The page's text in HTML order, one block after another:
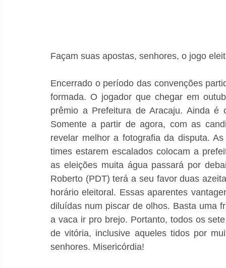
Façam suas apostas, senhores, o jogo
Encerrado o período das convenções
formada. O jogador que chegar em
prêmio a Prefeitura de Aracaju. Ainda é
Somente a partir de agora, com as
revelar melhor a fotografia da disputa.
times estarem escalados colocam a
as eleições muita água passará por
Roberto (PDT) terá a seu favor duas
horário eleitoral. Essas aparentes
diluídas num piscar de olhos. Basta uma
a vaca ir pro brejo. Portanto, todos os
de vitória, inclusive aqueles tidos por
senhores. Misericórdia!